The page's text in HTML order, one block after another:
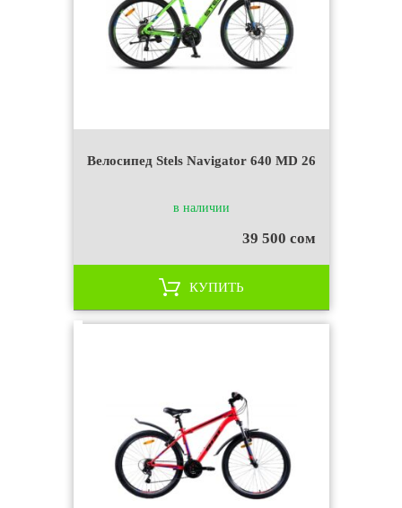
Велосипед Stels Navigator 640 MD 26
в наличии
39 500 сом
КУПИТЬ